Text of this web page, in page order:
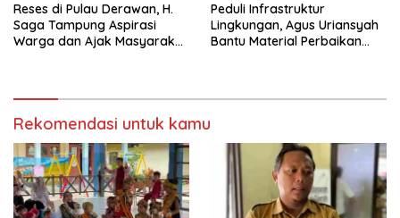
Reses di Pulau Derawan, H.
Saga Tampung Aspirasi
Warga dan Ajak Masyarakat
Peduli Infrastruktur
Lingkungan, Agus Uriansyah
Bantu Material Perbaikan
Rekomendasi untuk kamu